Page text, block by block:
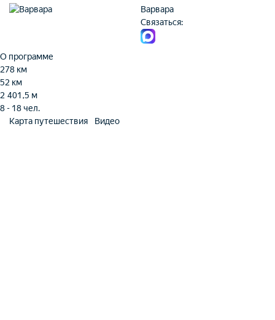
Варвара
Связаться:
О программе
278 км
52 км
2 401,5 м
8 - 18 чел.
Карта путешествия
Видео